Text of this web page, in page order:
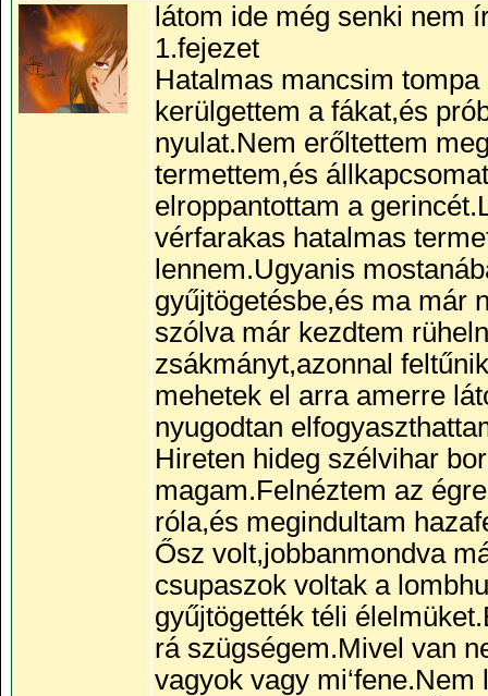
látom ide még senki nem
1.fejezet
Hatalmas mancsim
kerülgettem a fákat,és
nyulat.Nem erőltettem
termettem,és
elroppantottam a
vérfarakas hatalmas
lennem.Ugyanis
gyűjtögetésbe,és ma már
szólva már kezdtem
zsákmányt,azonnal
mehetek el arra amerre
nyugodtan
Hireten hideg szélvihar
magam.Felnéztem az
róla,és megindultam
Ősz volt,jobbanmondva
csupaszok voltak a
gyűjtögették téli
rá szügségem.Mivel van
vagyok vagy